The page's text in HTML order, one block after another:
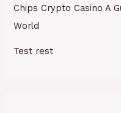
Chips Crypto Casino A
World
Test rest